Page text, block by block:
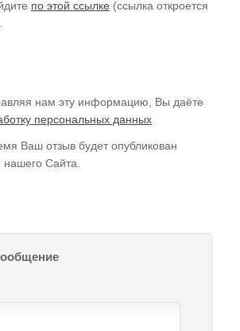
по этой ссылке (ссылка откроется
нам эту информацию, Вы даёте
персональных данных
Ваш отзыв будет опубликован
Сайта.